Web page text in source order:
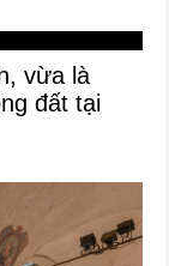
vừa là
đất tại